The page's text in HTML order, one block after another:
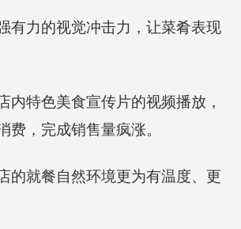
有力的视觉冲击力，让菜肴表现
内特色美食宣传片的视频播放，
费，完成销售量疯涨。
的就餐自然环境更为有温度、更